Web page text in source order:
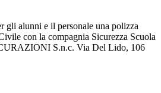
gli alunni e il personale una polizza
con la compagnia Sicurezza Scuola
S.n.c. Via Del Lido, 106